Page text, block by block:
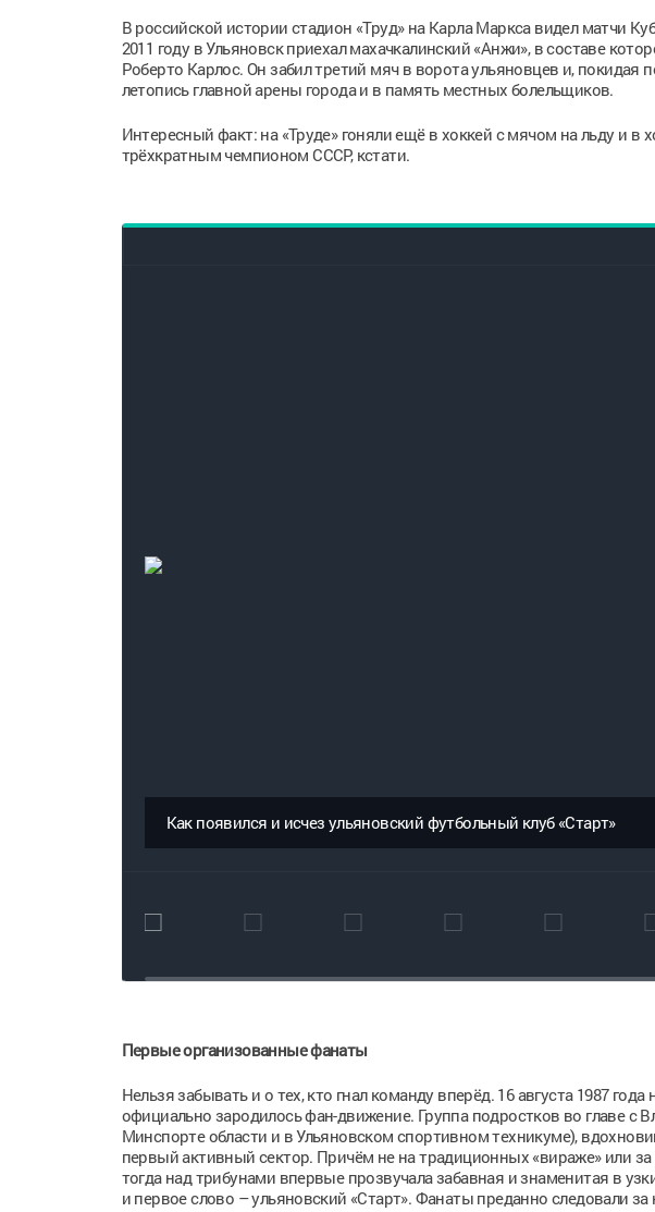
В российской истории стадион «Труд» на Карла Маркса видел матчи
2011 году в Ульяновск приехал махачкалинский «Анжи», в составе
Роберто Карлос. Он забил третий мяч в ворота ульяновцев и, покидая
летопись главной арены города и в память местных болельщиков.
Интересный факт: на «Труде» гоняли ещё в хоккей с мячом на льду и в
трёхкратным чемпионом СССР, кстати.
Как появился и исчез ульяновский футбольный клуб «Старт»
Первые организованные фанаты
Нельзя забывать и о тех, кто гнал команду вперёд. 16 августа 1987
официально зародилось фан-движение. Группа подростков во главе
Минспорте области и в Ульяновском спортивном техникуме),
первый активный сектор. Причём не на традиционных «вираже» или
тогда над трибунами впервые прозвучала забавная и знаменитая в
и первое слово – ульяновский «Старт». Фанаты преданно следовали